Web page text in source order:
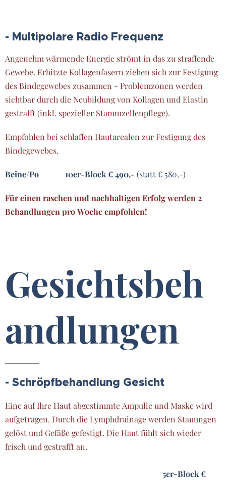
- Multipolare Radio Frequenz
Angenehm wärmende Energie strömt in das zu straffende
Gewebe. Erhitzte Kollagenfasern ziehen sich zur Festigung
des Bindegewebes zusammen - Problemzonen werden
sichtbar durch die Neubildung von Kollagen und Elastin
gestrafft (inkl. spezieller Stammzellenpflege).
Empfohlen bei schlaffen Hautarealen zur Festigung des
Bindegewebes.
Beine/Po 10er-Block € 490,- (statt € 580,-)
Für einen raschen und nachhaltigen Erfolg werden 2
Behandlungen pro Woche empfohlen!
Gesichtsbeh
andlungen
- Schröpfbehandlung Gesicht
Eine auf Ihre Haut abgestimmte Ampulle und Maske wird
aufgetragen. Durch die Lymphdrainage werden Stauungen
gelöst und Gefäße gefestigt. Die Haut fühlt sich wieder
frisch und gestrafft an.
5er-Block €